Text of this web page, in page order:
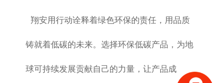
翔安用行动诠释着绿色环保的责任，用品质
铸就着低碳的未来。选择环保低碳产品，为地
球可持续发展贡献自己的力量，让产品成